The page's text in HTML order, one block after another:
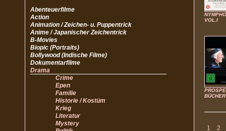
Abenteuerfilme
Action
Animation / Zeichen- u. Puppentrick
Anime / Japanischer Zeichentrick
B-Movies
Biopic (Portraits)
Bollywood (Indische Filme)
Dokumentarfilme
Drama
Crime
Epen
Familie
Historie / Kostüm
Krieg
Literatur
Mystery
VOL.I
BÜCHER
1
2